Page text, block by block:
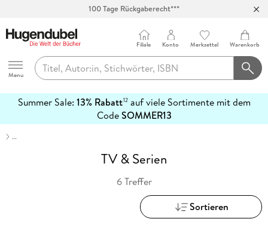
100 Tage Rückgaberecht***
Hugendubel
Menu
Filiale Konto Merkzettel Warenkorb
Summer Sale: 13% Rabatt12auf viele Sortimente mit dem
CodeSOMMER13
erfahren
…
TV & Serien
6 Treffer
Sortieren